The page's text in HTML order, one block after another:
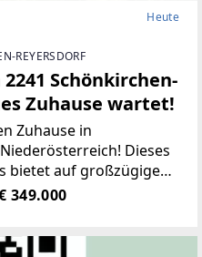
Heute
REYERSDORF
Schönkirchen-
Zuhause wartet!
Zuhause in
Dieses
bietet auf großzügigen
Platz für die ganze
Wohnkomfort und eine
349.000